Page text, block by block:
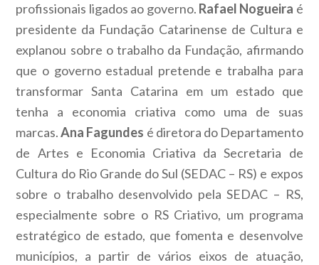
profissionais ligados ao governo. Rafael Nogueira é
presidente da Fundação Catarinense de Cultura e
explanou sobre o trabalho da Fundação, afirmando
que o governo estadual pretende e trabalha para
transformar Santa Catarina em um estado que
tenha a economia criativa como uma de suas
marcas.Ana Fagundes é diretora do Departamento
de Artes e Economia Criativa da Secretaria de
Cultura do Rio Grande do Sul (SEDAC – RS) e expos
sobre o trabalho desenvolvido pela SEDAC – RS,
especialmente sobre o RS Criativo, um programa
estratégico de estado, que fomenta e desenvolve
municípios, a partir de vários eixos de atuação,